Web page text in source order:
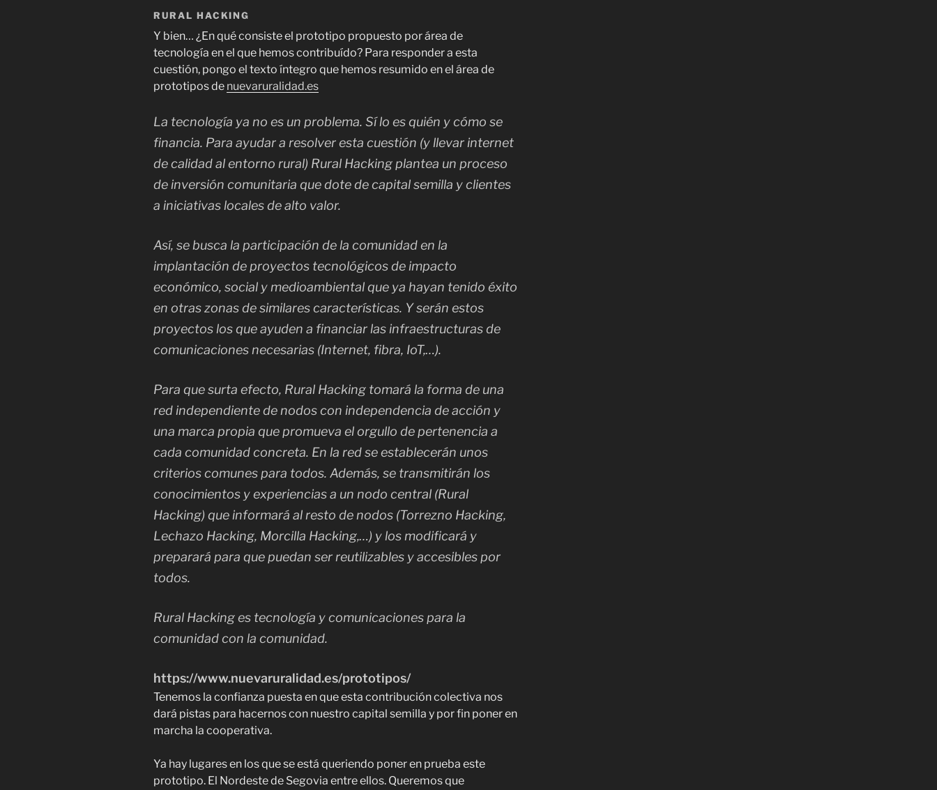
RURAL HACKING
Y bien… ¿En qué consiste el prototipo propuesto por área de
tecnología en el que hemos contribuído? Para responder a esta
cuestión, pongo el texto íntegro que hemos resumido en el área de
prototipos de nuevaruralidad.es
La tecnología ya no es un problema. Sí lo es quién y cómo se
financia. Para ayudar a resolver esta cuestión (y llevar internet
de calidad al entorno rural) Rural Hacking plantea un proceso
de inversión comunitaria que dote de capital semilla y clientes
a iniciativas locales de alto valor.
Así, se busca la participación de la comunidad en la
implantación de proyectos tecnológicos de impacto
económico, social y medioambiental que ya hayan tenido éxito
en otras zonas de similares características. Y serán estos
proyectos los que ayuden a financiar las infraestructuras de
comunicaciones necesarias (Internet, fibra, IoT,…).
Para que surta efecto, Rural Hacking tomará la forma de una
red independiente de nodos con independencia de acción y
una marca propia que promueva el orgullo de pertenencia a
cada comunidad concreta. En la red se establecerán unos
criterios comunes para todos. Además, se transmitirán los
conocimientos y experiencias a un nodo central (Rural
Hacking) que informará al resto de nodos (Torrezno Hacking,
Lechazo Hacking, Morcilla Hacking,…) y los modificará y
preparará para que puedan ser reutilizables y accesibles por
todos.
Rural Hacking es tecnología y comunicaciones para la
comunidad con la comunidad.
https://www.nuevaruralidad.es/prototipos/
Tenemos la confianza puesta en que esta contribución colectiva nos
dará pistas para hacernos con nuestro capital semilla y por fin poner en
marcha la cooperativa.
Ya hay lugares en los que se está queriendo poner en prueba este
prototipo. El Nordeste de Segovia entre ellos. Queremos que